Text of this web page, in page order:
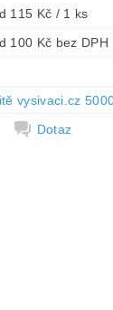
115 Kč / 1 ks
od 100 Kč bez DPH
vysivaci.cz
Dotaz